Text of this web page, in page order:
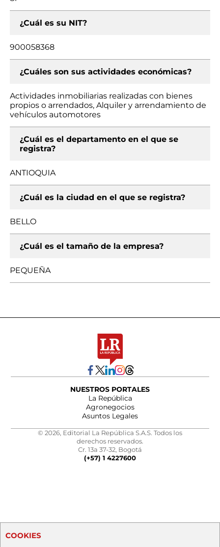
¿Cuál es su NIT?
900058368
¿Cuáles son sus actividades económicas?
Actividades inmobiliarias realizadas con bienes
propios o arrendados, Alquiler y arrendamiento de
vehículos automotores
¿Cuál es el departamento en el que se
registra?
ANTIOQUIA
¿Cuál es la ciudad en el que se registra?
BELLO
¿Cuál es el tamaño de la empresa?
PEQUEÑA
NUESTROS PORTALES
La República
Agronegocios
Asuntos Legales
© 2026, Editorial La República S.A.S. Todos los
derechos reservados.
Cr. 13a 37-32, Bogotá
(+57) 1 4227600
COOKIES